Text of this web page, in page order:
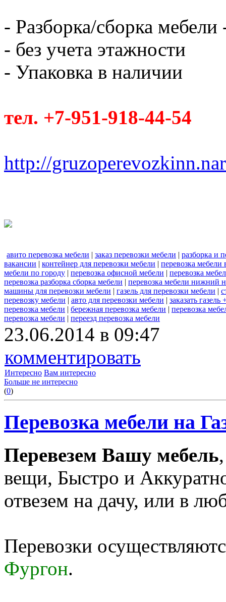
- Разборка/сборка мебели
- без учета этажности
- Упаковка в наличии
тел. +7-951-918-44-54
http://
авито перевозка мебели | заказ перевозки мебели | разборка и
вакансии | контейнер для перевозки мебели | перевозка мебели
мебели по городу | перевозка офисной мебели | перевозка
перевозка разборка сборка мебели | перевозка мебели нижний
машины для перевозки мебели | газель для перевозки мебели |
перевозку мебели | авто для перевозки мебели | заказать
перевозка мебели | бережная перевозка мебели | перевозка
перевозка мебели | переезд перевозка мебели
23.06.2014 в 09:47
комментировать
Интересно Вам интересно
Больше не интересно
(0)
Перевозка мебели на
Перевезем Вашу мебель
вещи, Быстро и
отвезем на дачу, или в
Перевозки
Фургон.